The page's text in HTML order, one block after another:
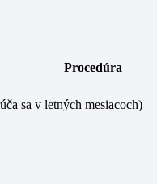
Procedúra
sa v letných mesiacoch)